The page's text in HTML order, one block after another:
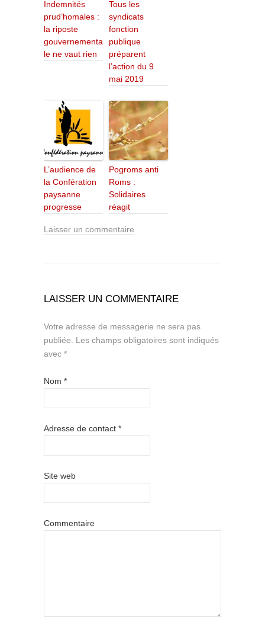
Indemnités
prud’homales :
la riposte
gouvernementa
le ne vaut rien
Tous les
syndicats
fonction
publique
préparent
l’action du 9
mai 2019
L’audience de
la Confération
paysanne
progresse
Pogroms anti
Roms :
Solidaires
réagit
Laisser un commentaire
LAISSER UN COMMENTAIRE
Votre adresse de messagerie ne sera pas
publiée. Les champs obligatoires sont indiqués
avec *
Nom *
Adresse de contact *
Site web
Commentaire